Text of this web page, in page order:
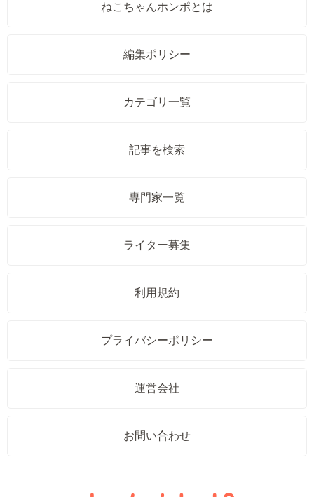
ねこちゃんホンポとは
編集ポリシー
カテゴリ一覧
記事を検索
専門家一覧
ライター募集
利用規約
プライバシーポリシー
運営会社
お問い合わせ